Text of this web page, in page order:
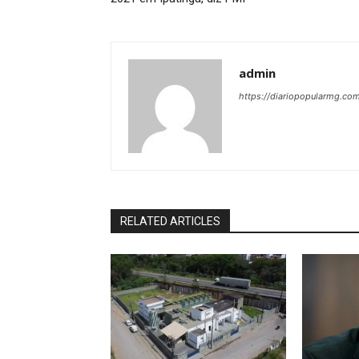
admin
https://
RELATED ARTICLES